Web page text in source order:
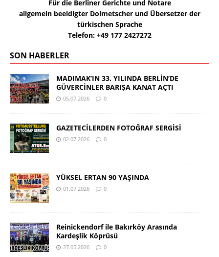
Für die Berliner Gerichte und Notare
allgemein beeidigter Dolmetscher und Übersetzer der
türkischen Sprache
Telefon: +49 177 2427272
SON HABERLER
MADIMAK’IN 33. YILINDA BERLİN’DE
GÜVERCİNLER BARIŞA KANAT AÇTI
05.07.2026 0
GAZETECİLERDEN FOTOĞRAF SERGİSİ
02.07.2026 0
YÜKSEL ERTAN 90 YAŞINDA
01.07.2026 0
Reinickendorf ile Bakırköy Arasında
Kardeşlik Köprüsü
27.05.2026 0